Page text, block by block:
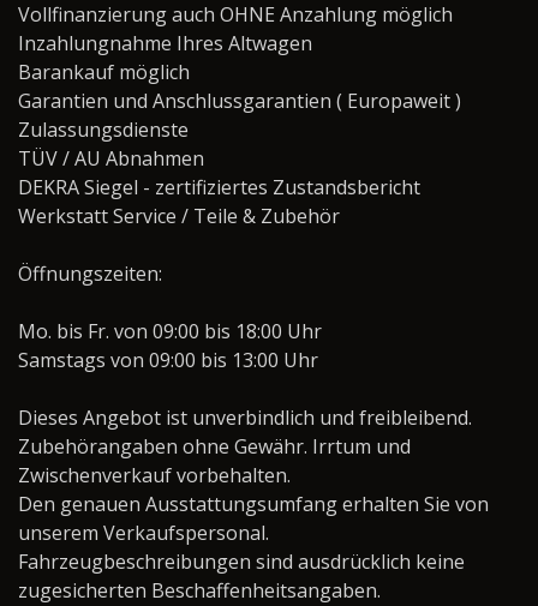
Vollfinanzierung auch OHNE Anzahlung möglich
Inzahlungnahme Ihres Altwagen
Barankauf möglich
Garantien und Anschlussgarantien ( Europaweit )
Zulassungsdienste
TÜV / AU Abnahmen
DEKRA Siegel - zertifiziertes Zustandsbericht
Werkstatt Service / Teile & Zubehör
Öffnungszeiten:
Mo. bis Fr. von 09:00 bis 18:00 Uhr
Samstags von 09:00 bis 13:00 Uhr
Dieses Angebot ist unverbindlich und freibleibend.
Zubehörangaben ohne Gewähr. Irrtum und
Zwischenverkauf vorbehalten.
Den genauen Ausstattungsumfang erhalten Sie von
unserem Verkaufspersonal.
Fahrzeugbeschreibungen sind ausdrücklich keine
zugesicherten Beschaffenheitsangaben.